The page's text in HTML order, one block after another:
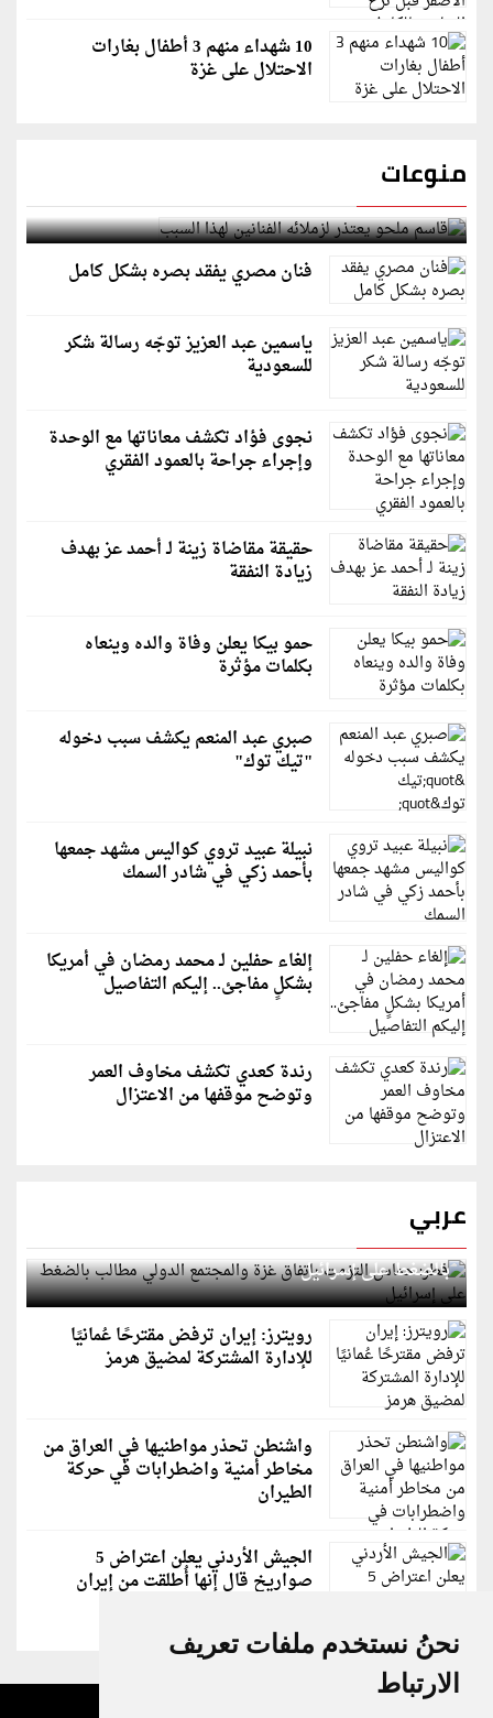
نحنُ نستخدم ملفات تعريف
الارتباط
10 شهداء منهم 3 أطفال بغارات
الاحتلال على غزة
منوعات
قاسم ملحو يعتذر لزملائه الفنانين لهذا السبب
فنان مصري يفقد بصره بشكل كامل
ياسمين عبد العزيز توجّه رسالة شكر
للسعودية
نجوى فؤاد تكشف معاناتها مع الوحدة
وإجراء جراحة بالعمود الفقري
حقيقة مقاضاة زينة لـ أحمد عز بهدف
زيادة النفقة
حمو بيكا يعلن وفاة والده وينعاه
بكلمات مؤثرة
صبري عبد المنعم يكشف سبب دخوله
"تيك توك"
نبيلة عبيد تروي كواليس مشهد جمعها
بأحمد زكي في شادر السمك
إلغاء حفلين لـ محمد رمضان في أمريكا
بشكلٍ مفاجئ.. إليكم التفاصيل
رندة كعدي تكشف مخاوف العمر
وتوضح موقفها من الاعتزال
عربي
قطر: حماس التزمت باتفاق غزة والمجتمع الدولي مطالب
بالضغط على إسرائيل
رويترز: إيران ترفض مقترحًا عُمانيًا
للإدارة المشتركة لمضيق هرمز
واشنطن تحذر مواطنيها في العراق من
مخاطر أمنية واضطرابات في حركة
الطيران
الجيش الأردني يعلن اعتراض 5
صواريخ قال إنها أُطلقت من إيران